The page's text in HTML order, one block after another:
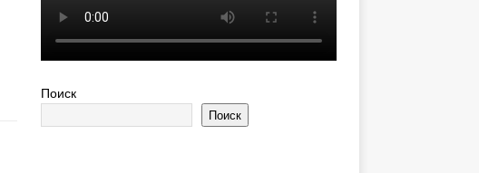
Поиск
Поиск